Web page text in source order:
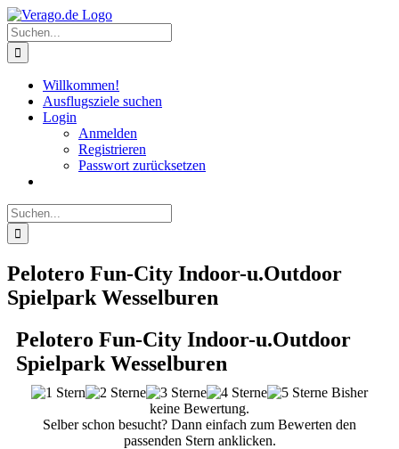
Zum
Inhalt
springen
Suche
nach:
Willkommen!
Ausflugsziele suchen
Login
Anmelden
Registrieren
Passwort zurücksetzen
Suche
nach:
Pelotero Fun-City Indoor-u.Outdoor
Spielpark Wesselburen
Pelotero Fun-City Indoor-u.Outdoor
Spielpark Wesselburen
Bisher
keine Bewertung.
Selber schon besucht? Dann einfach zum Bewerten den
passenden Stern anklicken.